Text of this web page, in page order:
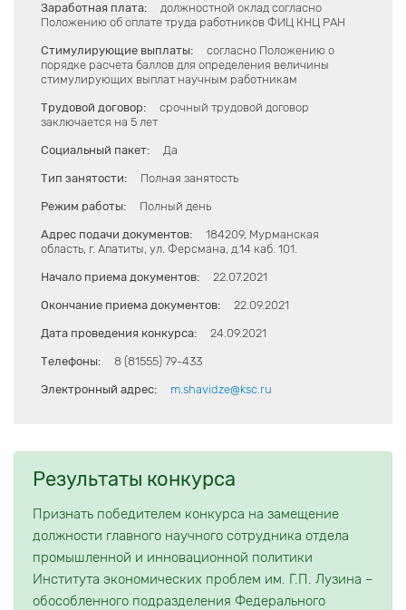
Заработная плата:
должностной оклад согласно
Положению об оплате труда работников ФИЦ КНЦ РАН
Стимулирующие выплаты:
согласно Положению о
порядке расчета баллов для определения величины
стимулирующих выплат научным работникам
Трудовой договор:
срочный трудовой договор
заключается на 5 лет
Социальный пакет: Да
Тип занятости: Полная занятость
Режим работы: Полный день
Адрес подачи документов:
184209, Мурманская
область, г. Апатиты, ул. Ферсмана, д.14 каб. 101.
Начало приема документов: 22.07.2021
Окончание приема документов: 22.09.2021
Дата проведения конкурса: 24.09.2021
Телефоны: 8 (81555) 79-433
Электронный адрес: m.shavidze@ksc.ru
Результаты конкурса
Признать победителем конкурса на замещение
должности главного научного сотрудника отдела
промышленной и инновационной политики
Института экономических проблем им. Г.П. Лузина –
обособленного подразделения Федерального